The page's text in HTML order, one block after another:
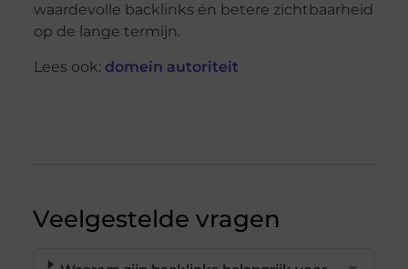
waardevolle backlinks én betere zichtbaarheid
op de lange termijn.
Lees ook: domein autoriteit
Veelgestelde vragen